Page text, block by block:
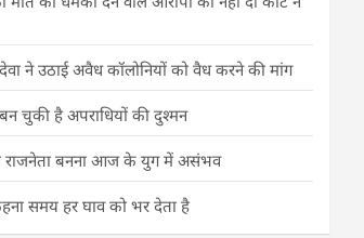
ने उठाई अवैध कॉलोनियों को वैध करने की मांग
चुकी है अपराधियों की दुश्मन
राजनेता बनना आज के युग में असंभव
समय हर घाव को भर देता है